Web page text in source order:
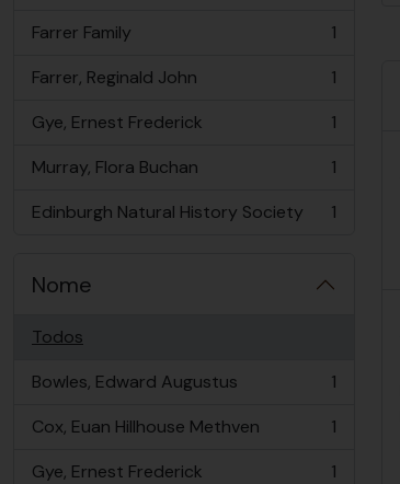
Farrer Family
, 1 resultados
1
Farrer, Reginald John
, 1 resultados
1
Gye, Ernest Frederick
, 1 resultados
1
Murray, Flora Buchan
, 1 resultados
1
Edinburgh Natural History Society
, 1 resultados 1
Nome
Todos
Bowles, Edward Augustus
, 1 resultados
1
Cox, Euan Hillhouse Methven
, 1 resultados
1
Gye, Ernest Frederick
1